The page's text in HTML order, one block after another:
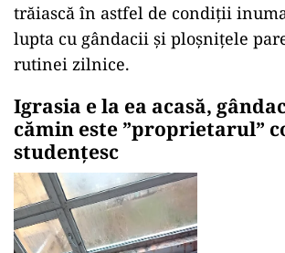
trăiască în astfel de condiții
lupta cu gândacii și ploșnițele
rutinei zilnice.
Igrasia e la ea acasă,
cămin este ”proprietarul”
studențesc